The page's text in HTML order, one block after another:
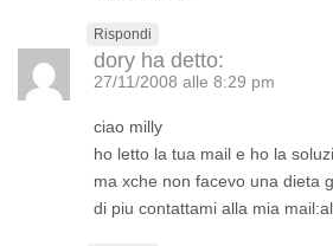
Rispondi
dory ha detto:
27/11/2008 alle 8:29 pm
ciao milly
ho letto la tua mail e ho la
ma xche non facevo una dieta
di piu contattami alla mia